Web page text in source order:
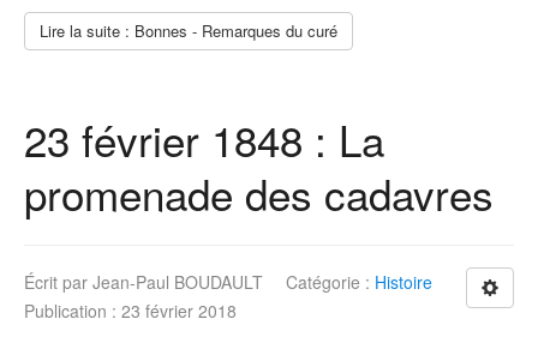
Lire la suite : Bonnes - Remarques du curé
23 février 1848 : La
promenade des cadavres
Écrit par Jean-Paul BOUDAULT Catégorie : Histoire
Publication : 23 février 2018